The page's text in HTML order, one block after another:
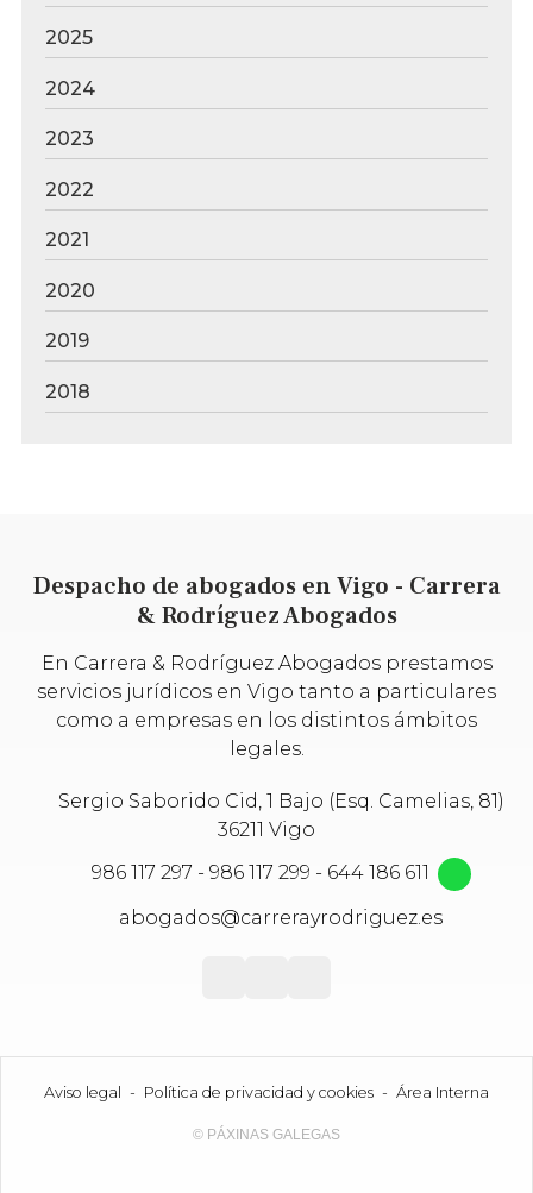
2025
2024
2023
2022
2021
2020
2019
2018
Despacho de abogados en Vigo - Carrera
& Rodríguez Abogados
En Carrera & Rodríguez Abogados prestamos
servicios jurídicos en Vigo tanto a particulares
como a empresas en los distintos ámbitos
legales.
Sergio Saborido Cid, 1 Bajo (Esq. Camelias, 81)
36211 Vigo
986 117 297 - 986 117 299 - 644 186 611
abogados@carrerayrodriguez.es
Aviso legal - Política de privacidad y cookies - Área Interna
© PÁXINAS GALEGAS